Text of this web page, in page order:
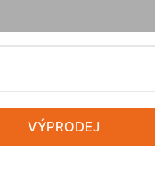
VÝPRODEJ